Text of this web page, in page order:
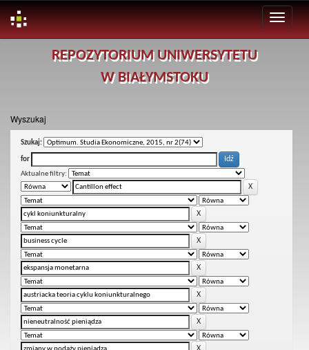
REPOZYTORIUM UNIWERSYTETU
W BIAŁYMSTOKU
Wyszukaj
Szukaj:
for
Aktualne filtry: